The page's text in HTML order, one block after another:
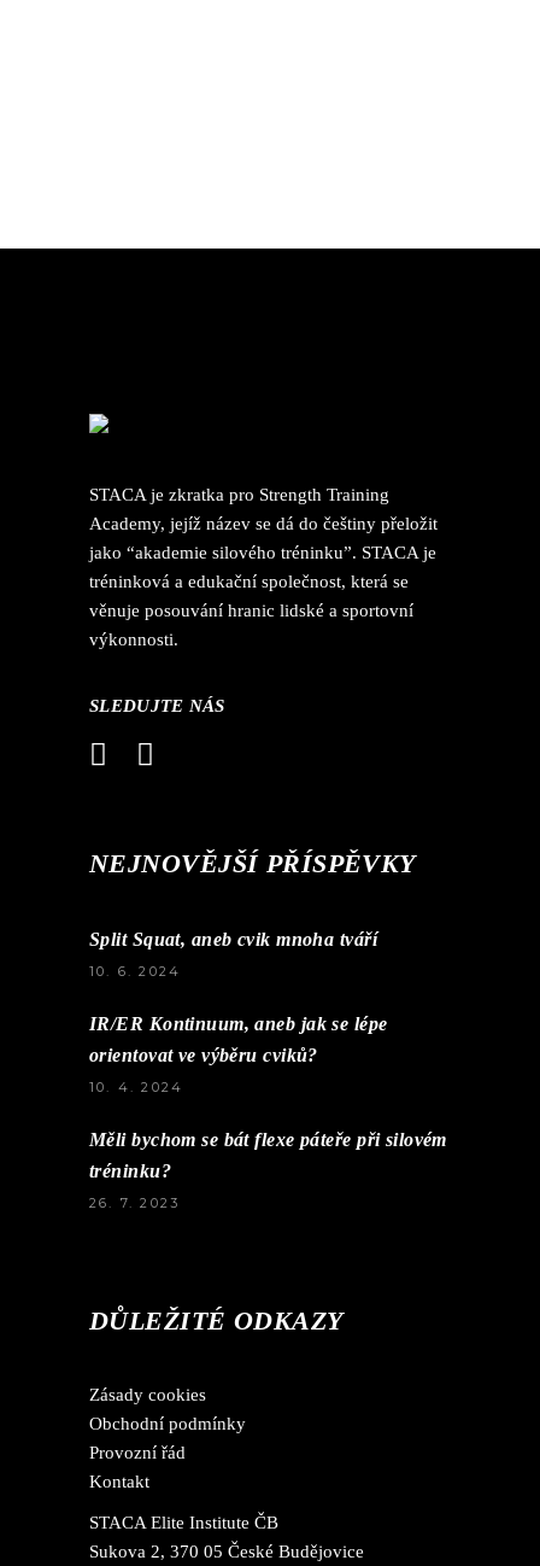
STACA je zkratka pro Strength Training
Academy, jejíž název se dá do češtiny přeložit
jako “akademie silového tréninku”. STACA je
tréninková a edukační společnost, která se
věnuje posouvání hranic lidské a sportovní
výkonnosti.
SLEDUJTE NÁS
NEJNOVĚJŠÍ PŘÍSPĚVKY
Split Squat, aneb cvik mnoha tváří
10. 6. 2024
IR/ER Kontinuum, aneb jak se lépe
orientovat ve výběru cviků?
10. 4. 2024
Měli bychom se bát flexe páteře při silovém
tréninku?
26. 7. 2023
DŮLEŽITÉ ODKAZY
Zásady cookies
Obchodní podmínky
Provozní řád
Kontakt
STACA Elite Institute ČB
Sukova 2, 370 05 České Budějovice